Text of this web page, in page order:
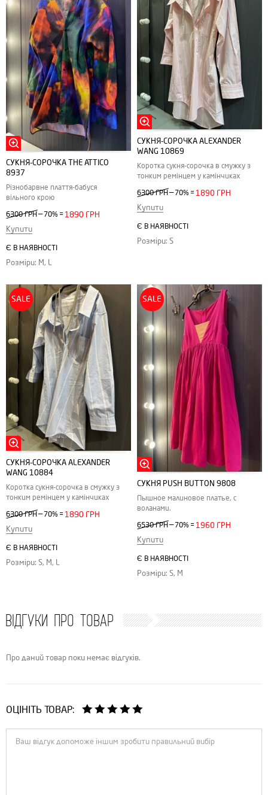
СУКНЯ-СОРОЧКА THE ATTICO
8937
Різнобарвне плаття-бабуся
вільного крою
6300 ГРН— 70% = 1890 ГРН
Купити
Є В НАЯВНОСТІ
Розміри: M, L
СУКНЯ-СОРОЧКА ALEXANDER
WANG 10869
Коротка сукня-сорочка в смужку з
тонким ремінцем у камінчиках
6300 ГРН — 70% = 1890 ГРН
Купити
Є В НАЯВНОСТІ
Розміри: S
SALE
СУКНЯ-СОРОЧКА ALEXANDER
WANG 10884
Коротка сукня-сорочка в смужку з
тонким ремінцем у камінчиках
6300 ГРН — 70% = 1890 ГРН
Купити
Є В НАЯВНОСТІ
Розміри: S, M, L
SALE
СУКНЯ РUSH BUTTON 9808
Пышное малиновое платье, с
воланами.
6530 ГРН — 70% = 1960 ГРН
Купити
Є В НАЯВНОСТІ
Розміри: S, M
ВІДГУКИ ПРО ТОВАР
Про даний товар поки немає відгуків.
ОЦІНІТЬ ТОВАР: